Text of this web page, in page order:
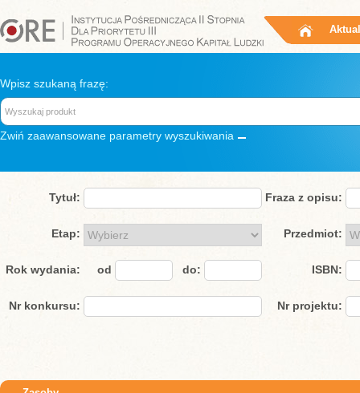
Wpisz szukaną frazę:
Zwiń zaawansowane parametry wyszukiwania
Tytuł: Fraza z opisu:
Etap: Przedmiot:
Rok wydania: od do: ISBN:
Nr konkursu: Nr projektu: